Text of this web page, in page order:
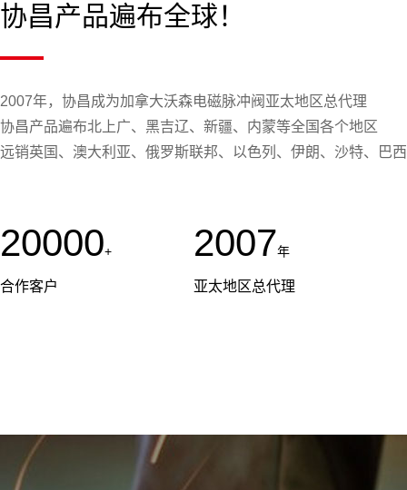
协昌产品遍布全球！
2007年，协昌成为加拿大沃森电磁脉冲阀亚太地区总代理
协昌产品遍布北上广、黑吉辽、新疆、内蒙等全国各个地区
远销英国、澳大利亚、俄罗斯联邦、以色列、伊朗、沙特、巴
20000+
合作客户
2007年
亚太地区总代理